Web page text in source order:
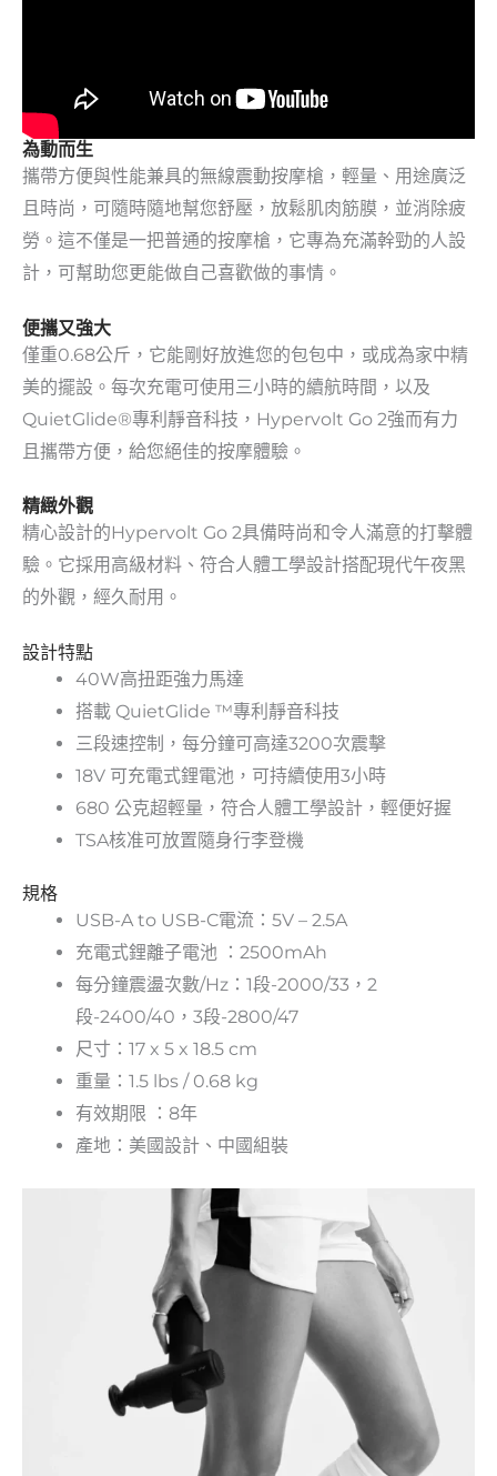
為動而生
攜帶方便與性能兼具的無線震動按摩槍，輕量、用途廣泛
且時尚，可隨時隨地幫您舒壓，放鬆肌肉筋膜，並消除疲
勞。這不僅是一把普通的按摩槍，它專為充滿幹勁的人設
計，可幫助您更能做自己喜歡做的事情。
便攜又強大
僅重0.68公斤，它能剛好放進您的包包中，或成為家中精
美的擺設。每次充電可使用三小時的續航時間，以及
QuietGlide®專利靜音科技，Hypervolt Go 2強而有力
且攜帶方便，給您絕佳的按摩體驗。
精緻外觀
精心設計的Hypervolt Go 2具備時尚和令人滿意的打擊體
驗。它採用高級材料、符合人體工學設計搭配現代午夜黑
的外觀，經久耐用。
設計特點
40W高扭距強力馬達
搭載 QuietGlide ™專利靜音科技
三段速控制，每分鐘可高達3200次震擊
18V 可充電式鋰電池，可持續使用3小時
680 公克超輕量，符合人體工學設計，輕便好握
TSA核准可放置隨身行李登機
規格
USB-A to USB-C電流：5V – 2.5A
充電式鋰離子電池 ：2500mAh
每分鐘震盪次數/Hz：1段-2000/33，2
段-2400/40，3段-2800/47
尺寸：17 x 5 x 18.5 cm
重量：1.5 lbs / 0.68 kg
有效期限 ：8年
產地：美國設計、中國組裝